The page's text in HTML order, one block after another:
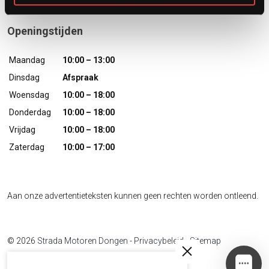
Openingstijden
Maandag
10:00 – 13:00
Dinsdag
Afspraak
Woensdag
10:00 – 18:00
Donderdag
10:00 – 18:00
Vrijdag
10:00 – 18:00
Zaterdag
10:00 – 17:00
Aan onze advertentieteksten kunnen geen rechten worden ontleend.
© 2026 Strada Motoren Dongen - Privacybeleid Sitemap